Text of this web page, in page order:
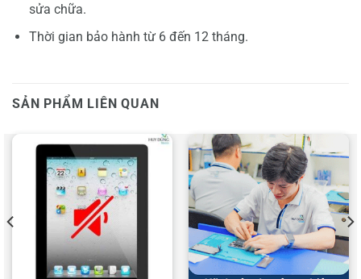
sửa chữa.
Thời gian bảo hành từ 6 đến 12 tháng.
SẢN PHẨM LIÊN QUAN